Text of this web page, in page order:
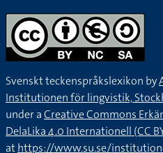
Svenskt teckenspråkslexikon by
Institutionen för lingvistik,
under aCreative Commons
DelaLika 4.0 Internationell (CC
athttps://www.su.se/